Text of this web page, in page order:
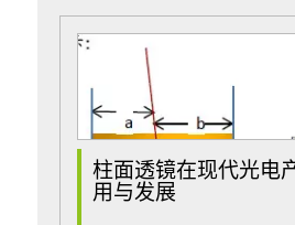
柱面透镜在现代光电
用与发展